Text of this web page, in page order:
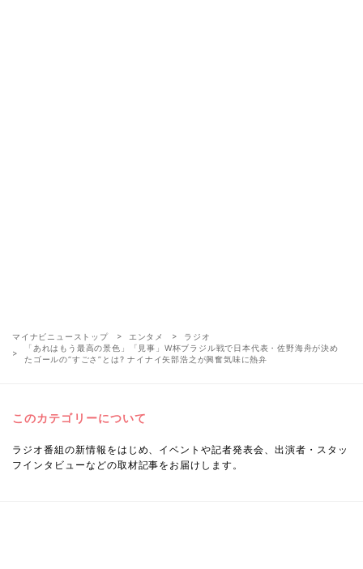
マイナビニューストップ エンタメ
ラジオ
「あれはもう最高の景色」「見事」W杯ブラジル戦で日本代表・佐野海舟が決め
たゴールの“すごさ”とは? ナイナイ矢部浩之が興奮気味に熱弁
このカテゴリーについて
ラジオ番組の新情報をはじめ、イベントや記者発表会、出演者・スタッ
フインタビューなどの取材記事をお届けします。